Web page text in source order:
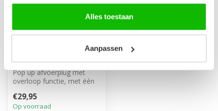
Alles toestaan
Aanpassen
Afvoerplug groot -
Pop up afvoerplug met
overloop functie, met één
sluiten...
€29,95
Op voorraad